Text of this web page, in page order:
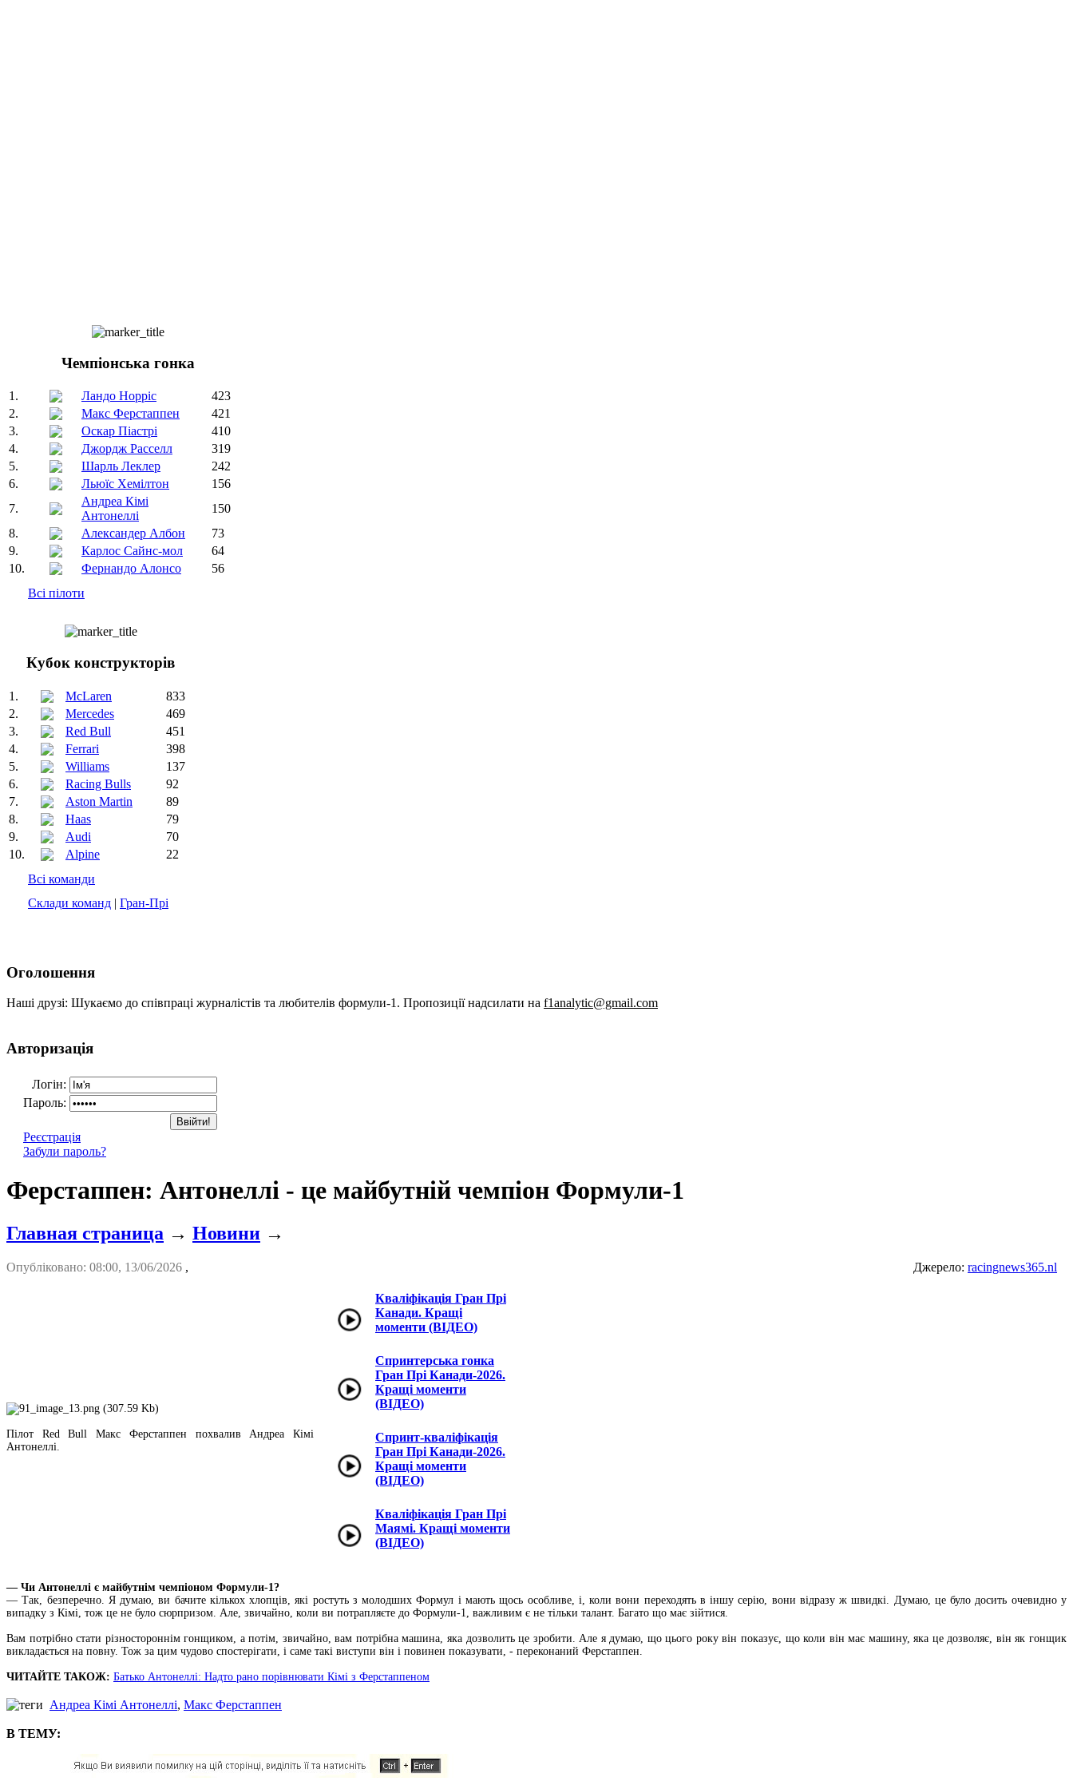
Чемпіонська гонка
1. Ландо Норріс
423
2.
Макс Ферстаппен
421
3.
Оскар Піастрі
410
4.
Джордж Расселл
319
5.
Шарль Леклер
242
6.
Льюїс Хемілтон
156
7.
Андреа Кімі
Антонеллі
150
8.
Александер Албон
73
9.
Карлос Сайнс-мол
64
10.
Фернандо Алонсо
56
Всі пілоти
Кубок конструкторів
1. McLaren
833
2.
Mercedes
469
3.
Red Bull
451
4.
Ferrari
398
5.
Williams
137
6.
Racing Bulls
92
7.
Aston Martin
89
8.
Haas
79
9.
Audi
70
10.
Alpine
22
Всі команди
Склади команд | Гран-Прі
Оголошення
Наші друзі: Шукаємо до співпраці журналістів та любителів формули-1. Пропозиції надсилати на f1analytic@gmail.com
Авторизація
Логін:
Пароль:
Реєстрація
Забули пароль?
Ферстаппен: Антонеллі - це майбутній чемпіон Формули-1
Главная страница → Новини →
Опубліковано: 08:00, 13/06/2026 , Джерело: racingnews365.nl
Пілот Red Bull Макс Ферстаппен похвалив Андреа Кімі
Антонеллі.
Кваліфікація Гран Прі
Канади. Кращі
моменти (ВІДЕО)
Спринтерська гонка
Гран Прі Канади-2026.
Кращі моменти
(ВІДЕО)
Спринт-кваліфікація
Гран Прі Канади-2026.
Кращі моменти
(ВІДЕО)
Кваліфікація Гран Прі
Маямі. Кращі моменти
(ВІДЕО)
— Чи Антонеллі є майбутнім чемпіоном Формули-1?
— Так, безперечно. Я думаю, ви бачите кількох хлопців, які ростуть з молодших Формул і мають щось особливе, і, коли вони переходять в іншу серію, вони відразу ж швидкі. Думаю, це було досить очевидно у
випадку з Кімі, тож це не було сюрпризом. Але, звичайно, коли ви потрапляєте до Формули-1, важливим є не тільки талант. Багато що має зійтися.
Вам потрібно стати різностороннім гонщиком, а потім, звичайно, вам потрібна машина, яка дозволить це зробити. Але я думаю, що цього року він показує, що коли він має машину, яка це дозволяє, він як гонщик
викладається на повну. Тож за цим чудово спостерігати, і саме такі виступи він і повинен показувати, - переконаний Ферстаппен.
ЧИТАЙТЕ ТАКОЖ: Батько Антонеллі: Надто рано порівнювати Кімі з Ферстаппеном
Андреа Кімі Антонеллі, Макс Ферстаппен
В ТЕМУ: